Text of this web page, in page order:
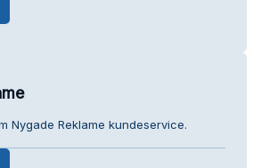
Nygade Reklame kundeservice.